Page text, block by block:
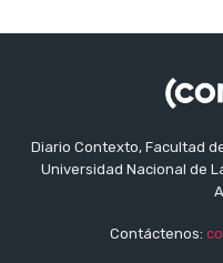
Diario Contexto, Facultad
Universidad Nacional de
Contáctenos: